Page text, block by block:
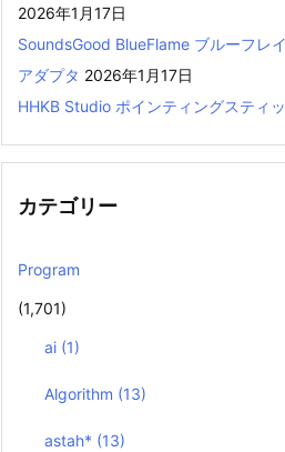
2026年1月17日
SoundsGood BlueFlame ブルーフレ
アダプタ 2026年1月17日
HHKB Studio ポインティングスティ
カテゴリー
Program
(1,701)
ai (1)
Algorithm (13)
astah* (13)